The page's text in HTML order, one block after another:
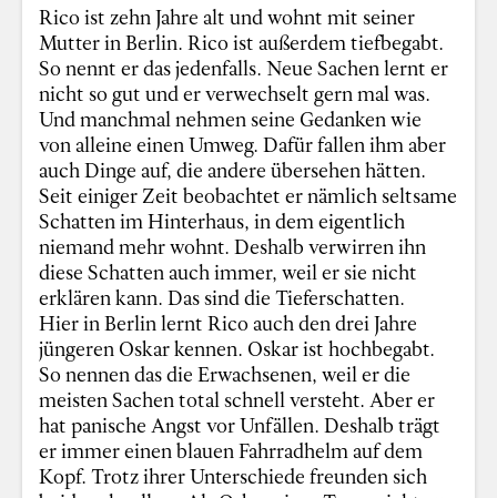
Rico ist zehn Jahre alt und wohnt mit seiner
Mutter in Berlin. Rico ist außerdem tiefbegabt.
So nennt er das jedenfalls. Neue Sachen lernt er
nicht so gut und er verwechselt gern mal was.
Und manchmal nehmen seine Gedanken wie
von alleine einen Umweg. Dafür fallen ihm aber
auch Dinge auf, die andere übersehen hätten.
Seit einiger Zeit beobachtet er nämlich seltsame
Schatten im Hinterhaus, in dem eigentlich
niemand mehr wohnt. Deshalb verwirren ihn
diese Schatten auch immer, weil er sie nicht
erklären kann. Das sind die Tieferschatten.
Hier in Berlin lernt Rico auch den drei Jahre
jüngeren Oskar kennen. Oskar ist hochbegabt.
So nennen das die Erwachsenen, weil er die
meisten Sachen total schnell versteht. Aber er
hat panische Angst vor Unfällen. Deshalb trägt
er immer einen blauen Fahrradhelm auf dem
Kopf. Trotz ihrer Unterschiede freunden sich